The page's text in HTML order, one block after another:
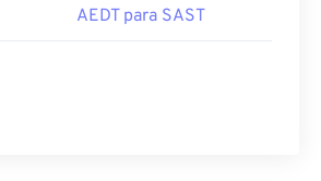
AEDT para SAST